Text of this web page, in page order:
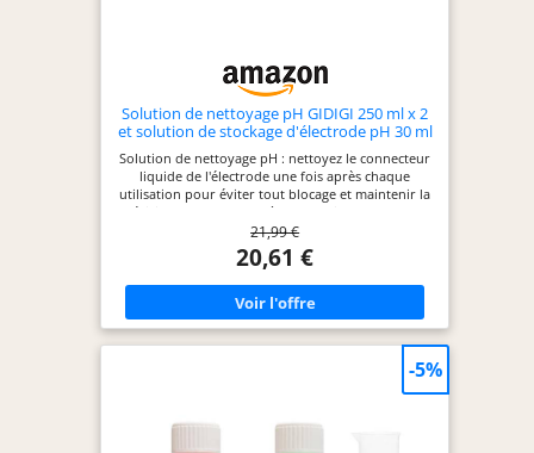
Solution de nettoyage pH GIDIGI 250 ml x 2
et solution de stockage d'électrode pH 30 ml
x 1 pour électrode de pH-mètre, nettoyant
de sonde de conductivité
Solution de nettoyage pH : nettoyez le connecteur
liquide de l'électrode une fois après chaque
utilisation pour éviter tout blocage et maintenir la
précision de votre pH-mètre. Convient pour le pH-
mètre GIDIGI et tout autre pH-mètre. Nettoyant
efficace : une solution de formule spéciale qui
décompose rapidement les polluants sur le
capteur tout en rafraîchissant la membrane
sensible. Nettoyez votre pH-mètre après
utilisation. Facile à utiliser : il suffit de faire
tremper et de rincer, d'immerger l'électrode dans
environ 5 minutes, en éliminant soigneusement
les contaminants tels que les minéraux, les
stockage d'électrodes de pH : pour garder les
21,99 €
20,61 €
-5%